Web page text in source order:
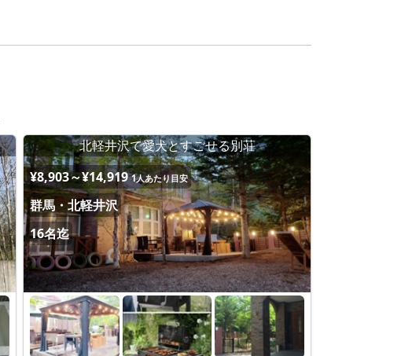
北軽井沢で愛犬とすごせる別荘
¥8,903～¥14,919 1人あたり目安
群馬・北軽井沢
16名迄